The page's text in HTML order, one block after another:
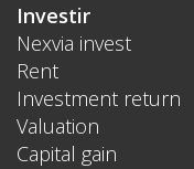
Investir
Nexvia invest
Rent
Investment return
Valuation
Capital gain